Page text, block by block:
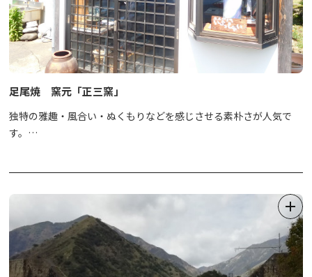
足尾焼 窯元「正三窯」
独特の雅趣・風合い・ぬくもりなどを感じさせる素朴さが人気で
す。